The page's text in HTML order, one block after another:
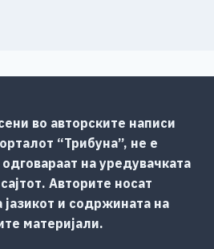
во авторските написи
“Трибуна”, не е
на уредувачката
Авторите носат
јазикот и содржината на
материјали.